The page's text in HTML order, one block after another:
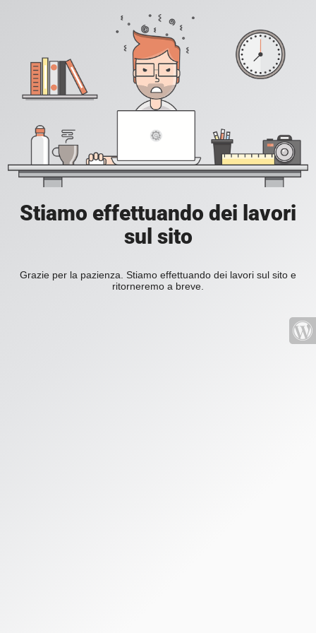
Stiamo effettuando dei lavori
sul sito
Grazie per la pazienza. Stiamo effettuando dei lavori sul sito e
ritorneremo a breve.